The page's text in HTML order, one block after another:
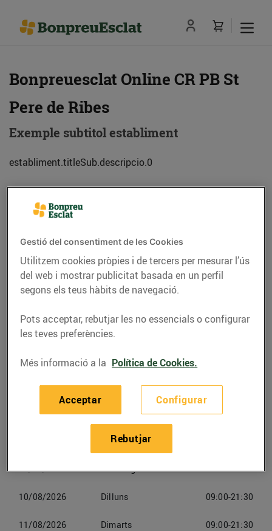
Bonpreuesclat Online CR PB St
Pere de Ribes
Exemple subtitol establiment
establiment.titleSub.descripcio.0
Adreça
Rbla. Del Garraf, 2-12 (08810) Sant Pere de
Telèfon
Horaris Bonpreuesclat Online
Sant Pere De Ribes
Dissabte
09/08/2026 Diumenge 09:00-14:30
10/08/2026 Dilluns 09:00-21:30
11/08/2026 Dimarts 09:00-21:30
Gestió del consentiment de les Cookies
Utilitzem cookies pròpies i de tercers per mesurar l’ús
del web i mostrar publicitat basada en un perfil
segons els teus hàbits de navegació.
Pots acceptar, rebutjar les no essencials o configurar
les teves preferències.
Més informació a la Política de Cookies.
Configurar
Rebutjar
Acceptar